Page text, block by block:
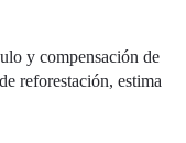
y compensación de
reforestación, estima